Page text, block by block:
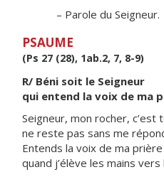
– Parole du Seigneur.
PSAUME
(Ps 27 (28), 1ab.2, 7, 8-9)
R/ Béni soit le Seigneur
qui entend la voix de ma
Seigneur, mon rocher, c’est
ne reste pas sans me
Entends la voix de ma
quand j’élève les mains vers